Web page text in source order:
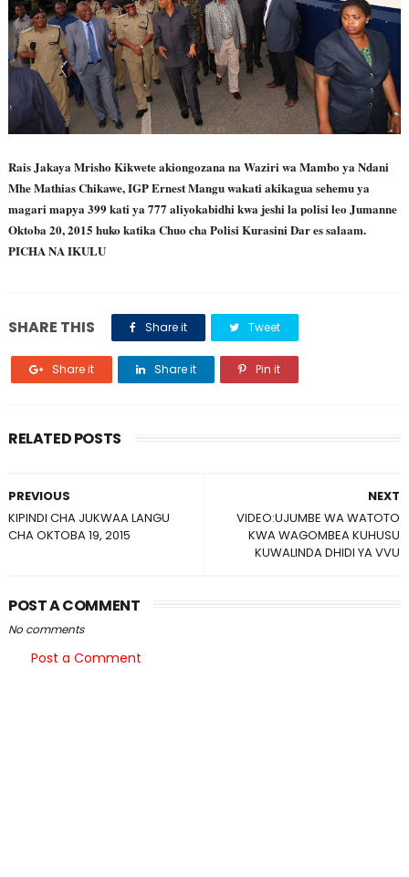
Rais Jakaya Mrisho Kikwete akiongozana na Waziri wa Mambo ya Ndani
Mhe Mathias Chikawe, IGP Ernest Mangu wakati akikagua sehemu ya
magari mapya 399 kati ya 777 aliyokabidhi kwa jeshi la polisi leo Jumanne
Oktoba 20, 2015 huko katika Chuo cha Polisi Kurasini Dar es salaam.
PICHA NA IKULU
SHARE THIS Share it Tweet
Share it Share it Pin it
RELATED POSTS
NEXT
VIDEO:UJUMBE WA WATOTO
KWA WAGOMBEA KUHUSU
KUWALINDA DHIDI YA VVU
PREVIOUS
KIPINDI CHA JUKWAA LANGU
CHA OKTOBA 19, 2015
POST A COMMENT
No comments
Post a Comment